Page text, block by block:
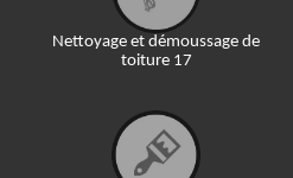
Nettoyage et démoussage de
toiture 17